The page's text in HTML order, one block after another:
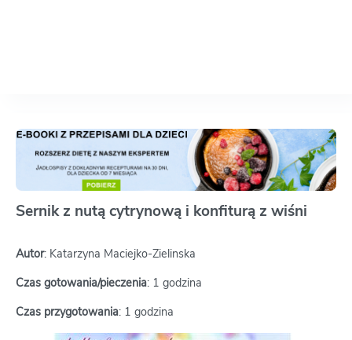
Sernik z nutą cytrynową i konfiturą z wiśni
Autor: Katarzyna Maciejko-Zielinska
Czas gotowania/pieczenia: 1 godzina
Czas przygotowania: 1 godzina